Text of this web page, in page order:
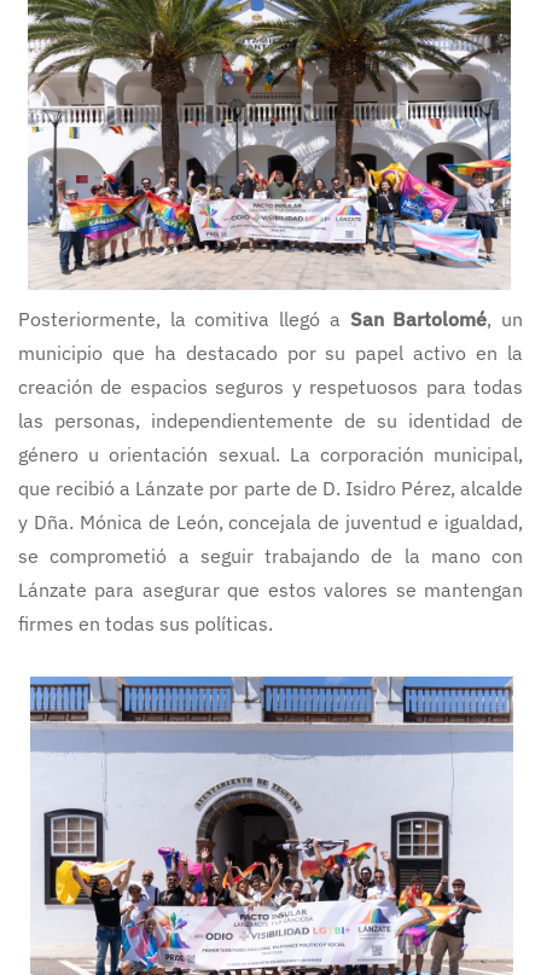
Posteriormente, la comitiva llegó a San Bartolomé, un
municipio que ha destacado por su papel activo en la
creación de espacios seguros y respetuosos para todas
las personas, independientemente de su identidad de
género u orientación sexual. La corporación municipal,
que recibió a Lánzate por parte de D. Isidro Pérez, alcalde
y Dña. Mónica de León, concejala de juventud e igualdad,
se comprometió a seguir trabajando de la mano con
Lánzate para asegurar que estos valores se mantengan
firmes en todas sus políticas.